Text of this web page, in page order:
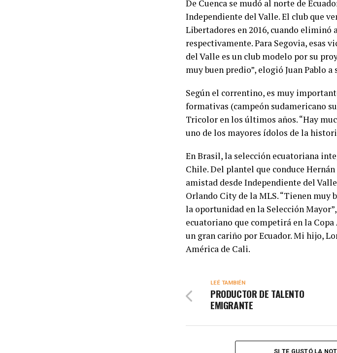
De Cuenca se mudó al norte de
Independiente del Valle. El club que
Libertadores en 2016, cuando eliminó
respectivamente. Para Segovia, esas
del Valle es un club modelo por su
muy buen predio”, elogió Juan Pablo a
Según el correntino, es muy
formativas (campeón sudamericano
Tricolor en los últimos años. “Hay
uno de los mayores ídolos de la
En Brasil, la selección ecuatoriana
Chile. Del plantel que conduce
amistad desde Independiente del
Orlando City de la MLS. “Tienen muy
la oportunidad en la Selección
ecuatoriano que competirá en la
un gran cariño por Ecuador. Mi hijo,
América de Cali.
LEÉ TAMBIÉN
PRODUCTOR DE TALENTO
EMIGRANTE
SI TE GUSTÓ LA